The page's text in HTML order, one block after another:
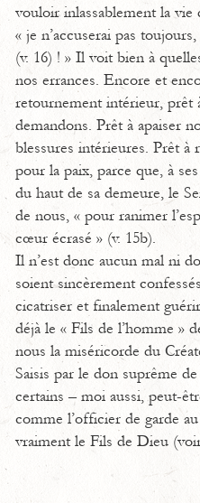
vouloir inlassablement la
« je n’accuserai pas
(v. 16) ! » Il voit bien à
nos errances. Encore et
retournement intérieur,
demandons. Prêt à apaiser
blessures intérieures. Prêt à
pour la paix, parce que, à
du haut de sa demeure, le
de nous, « pour ranimer
cœur écrasé » (v. 15b).
Il n’est donc aucun mal ni
soient sincèrement
cicatriser et finalement
déjà le « Fils de l’homme »
nous la miséricorde du
Saisis par le don suprême
certains – moi aussi, peut-
comme l’officier de garde
vraiment le Fils de Dieu